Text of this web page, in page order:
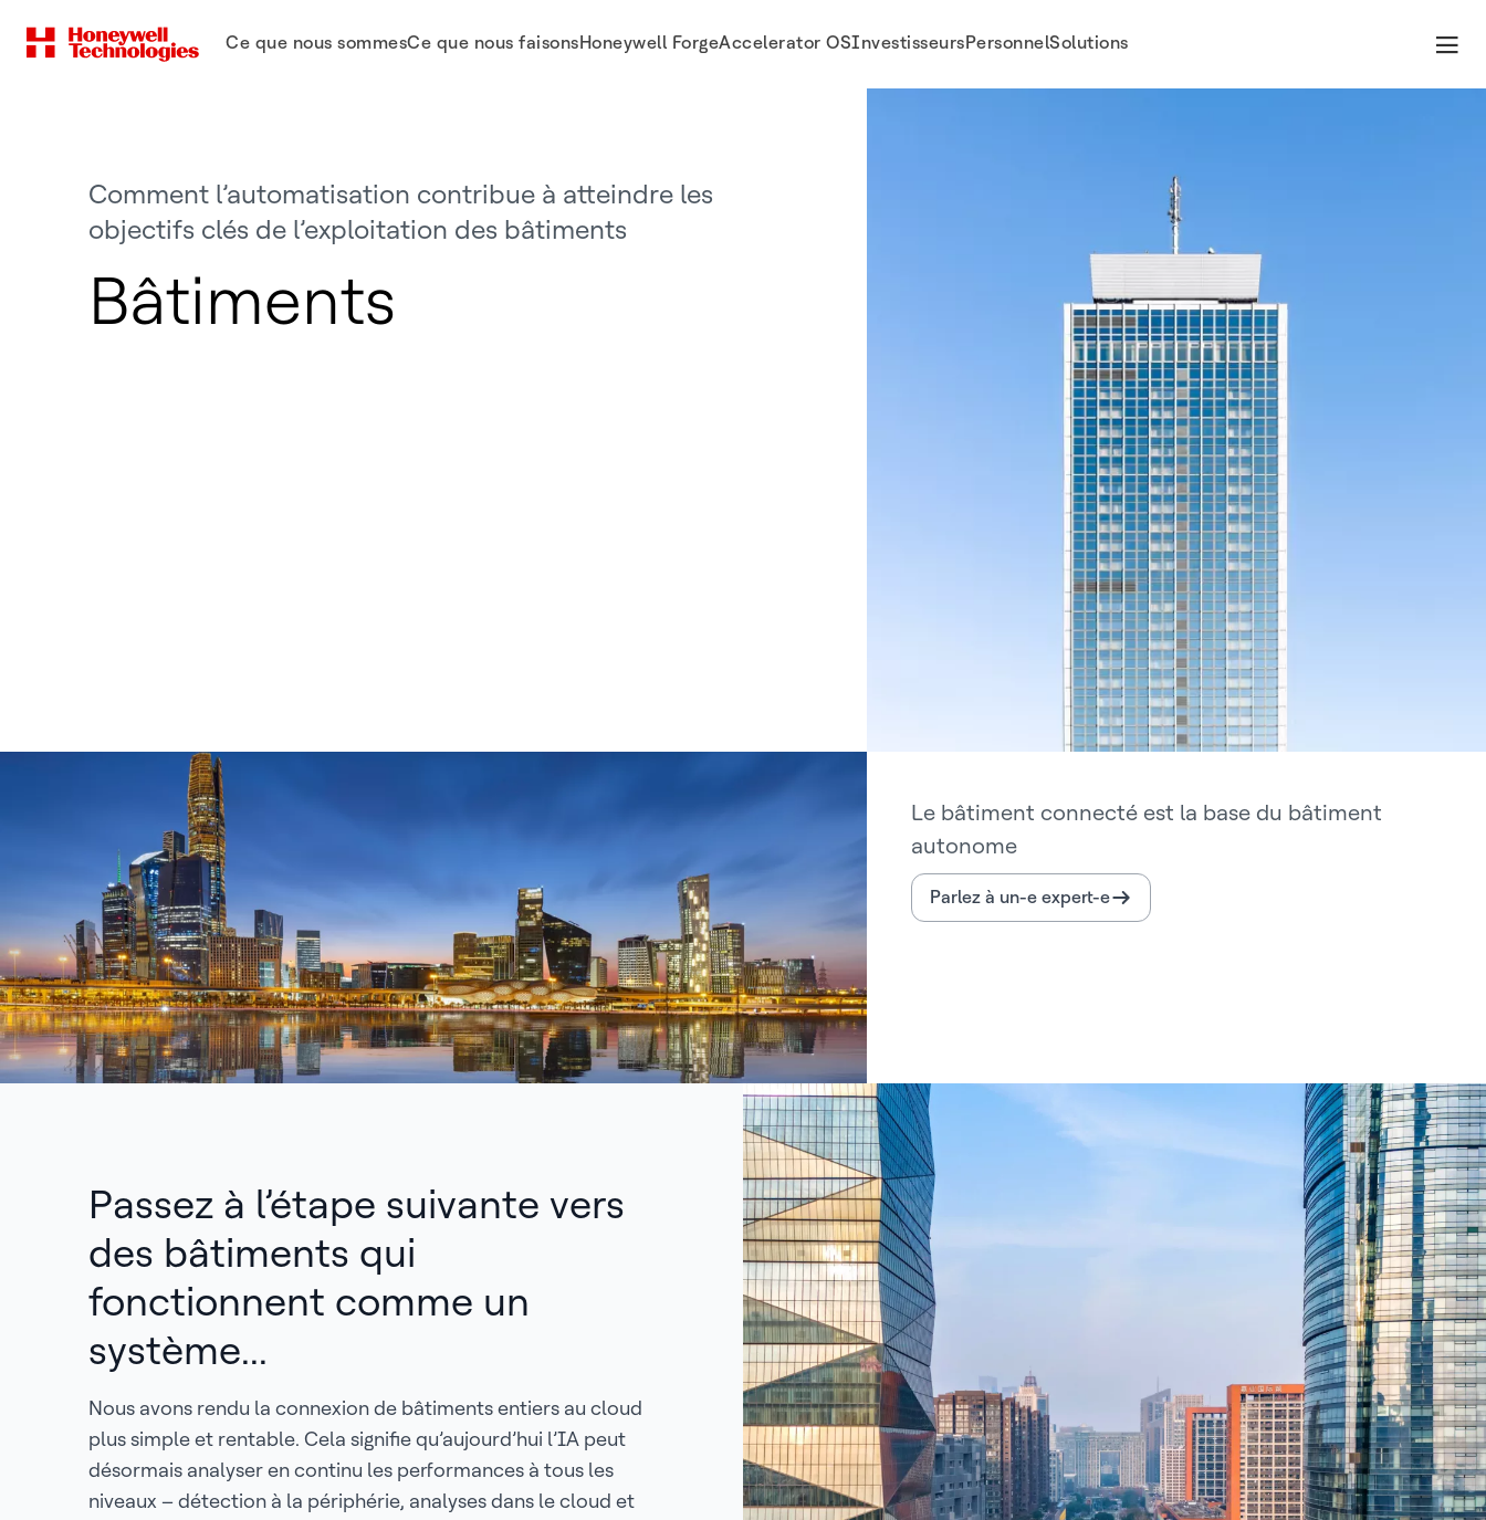
Ce que nous sommesCe que nous faisonsHoneywell ForgeAccelerator OSInvestisseursPersonnelSolutions
Comment l’automatisation contribue à atteindre les
objectifs clés de l’exploitation des bâtiments
Bâtiments
Le bâtiment connecté est la base du bâtiment
autonome
Parlez à un-e expert-e
Passez à l’étape suivante vers
des bâtiments qui
fonctionnent comme un
système...
Nous avons rendu la connexion de bâtiments entiers au cloud
plus simple et rentable. Cela signifie qu’aujourd’hui l’IA peut
désormais analyser en continu les performances à tous les
niveaux – détection à la périphérie, analyses dans le cloud et